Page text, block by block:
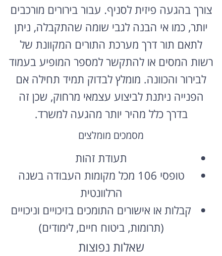
צורך בהגעה פיזית לסניף. עבור בירורים מורכבים
יותר, כמו אי הבנה לגבי שומה שהתקבלה, ניתן
לתאם תור דרך מערכת התורים המקוונת של
רשות המסים או להתקשר למספר המופיע בעמוד
לבירור והכוונה. מומלץ לבדוק תמיד תחילה אם
הפנייה ניתנת לביצוע עצמאי מרחוק, שכן זה
בדרך כלל מהיר יותר מהגעה למשרד.
מסמכים מומלצים
תעודת זהות
טופסי 106 מכל מקומות העבודה בשנה
הרלוונטית
קבלות או אישורים התומכים בזיכויים וניכויים
(תרומות, ביטוח חיים, לימודים)
שאלות נפוצות